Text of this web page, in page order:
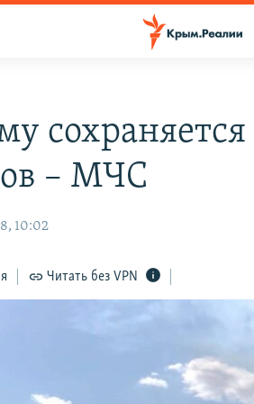
– МЧС
10:02
Читать без VPN